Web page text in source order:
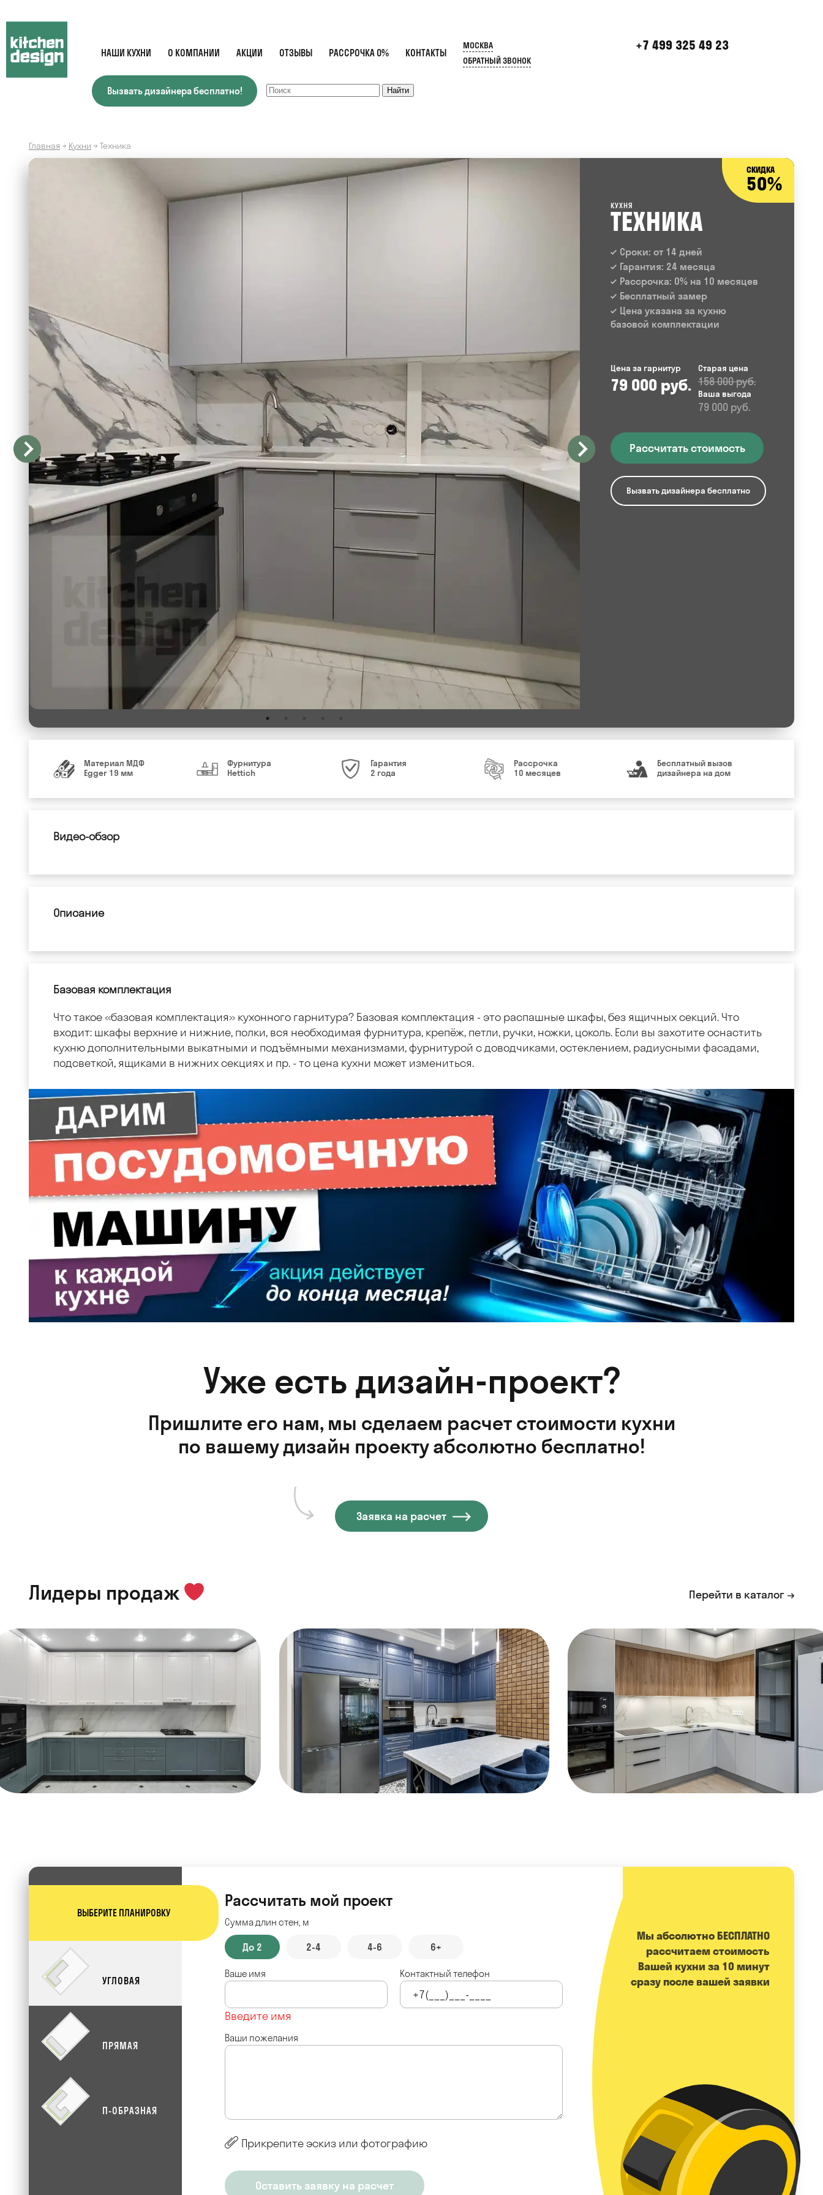
НАШИ КУХНИ О КОМПАНИИ АКЦИИ ОТЗЫВЫ РАССРОЧКА 0% КОНТАКТЫ
+7 499 325 49 23
Вызвать дизайнера бесплатно!
МОСКВА
ОБРАТНЫЙ ЗВОНОК
Главная→ Кухни → Техника
СКИДКА
50%
КУХНЯ
ТЕХНИКА
Сроки: от 14 дней
Гарантия: 24 месяца
Рассрочка: 0% на 10 месяцев
Бесплатный замер
Цена указана за кухню
базовой комплектации
Цена за гарнитур
79 000 руб.
Старая цена
158 000 руб.
Ваша выгода
79 000 руб.
Рассчитать стоимость
Вызвать дизайнера бесплатно
Материал МДФ
Egger 19 мм
Фурнитура
Hettich
Гарантия
2 года
Рассрочка
10 месяцев
Бесплатный вызов
дизайнера на дом
Видео-обзор
Описание
Базовая комплектация
Что такое «базовая комплектация» кухонного гарнитура? Базовая комплектация - это распашные шкафы, без ящичных секций. Что
входит: шкафы верхние и нижние, полки, вся необходимая фурнитура, крепёж, петли, ручки, ножки, цоколь. Если вы захотите оснастить
кухню дополнительными выкатными и подъёмными механизмами, фурнитурой с доводчиками, остеклением, радиусными фасадами,
подсветкой, ящиками в нижних секциях и пр. - то цена кухни может измениться.
Уже есть дизайн-проект?
Пришлите его нам, мы сделаем расчет стоимости кухни
по вашему дизайн проекту абсолютно бесплатно!
Заявка на расчет
Лидеры продаж Перейти в каталог
ВЫБЕРИТЕ ПЛАНИРОВКУ
УГЛОВАЯ
ПРЯМАЯ
П-ОБРАЗНАЯ
Рассчитать мой проект
Сумма длин стен, м
До 2 2-4 4-6 6+
Ваше имя
Введите имя
Контактный телефон
Ваши пожелания
Прикрепите эскиз или фотографию
Мы абсолютно БЕСПЛАТНО
расcчитаем стоимость
Вашей кухни за 10 минут
сразу после вашей заявки